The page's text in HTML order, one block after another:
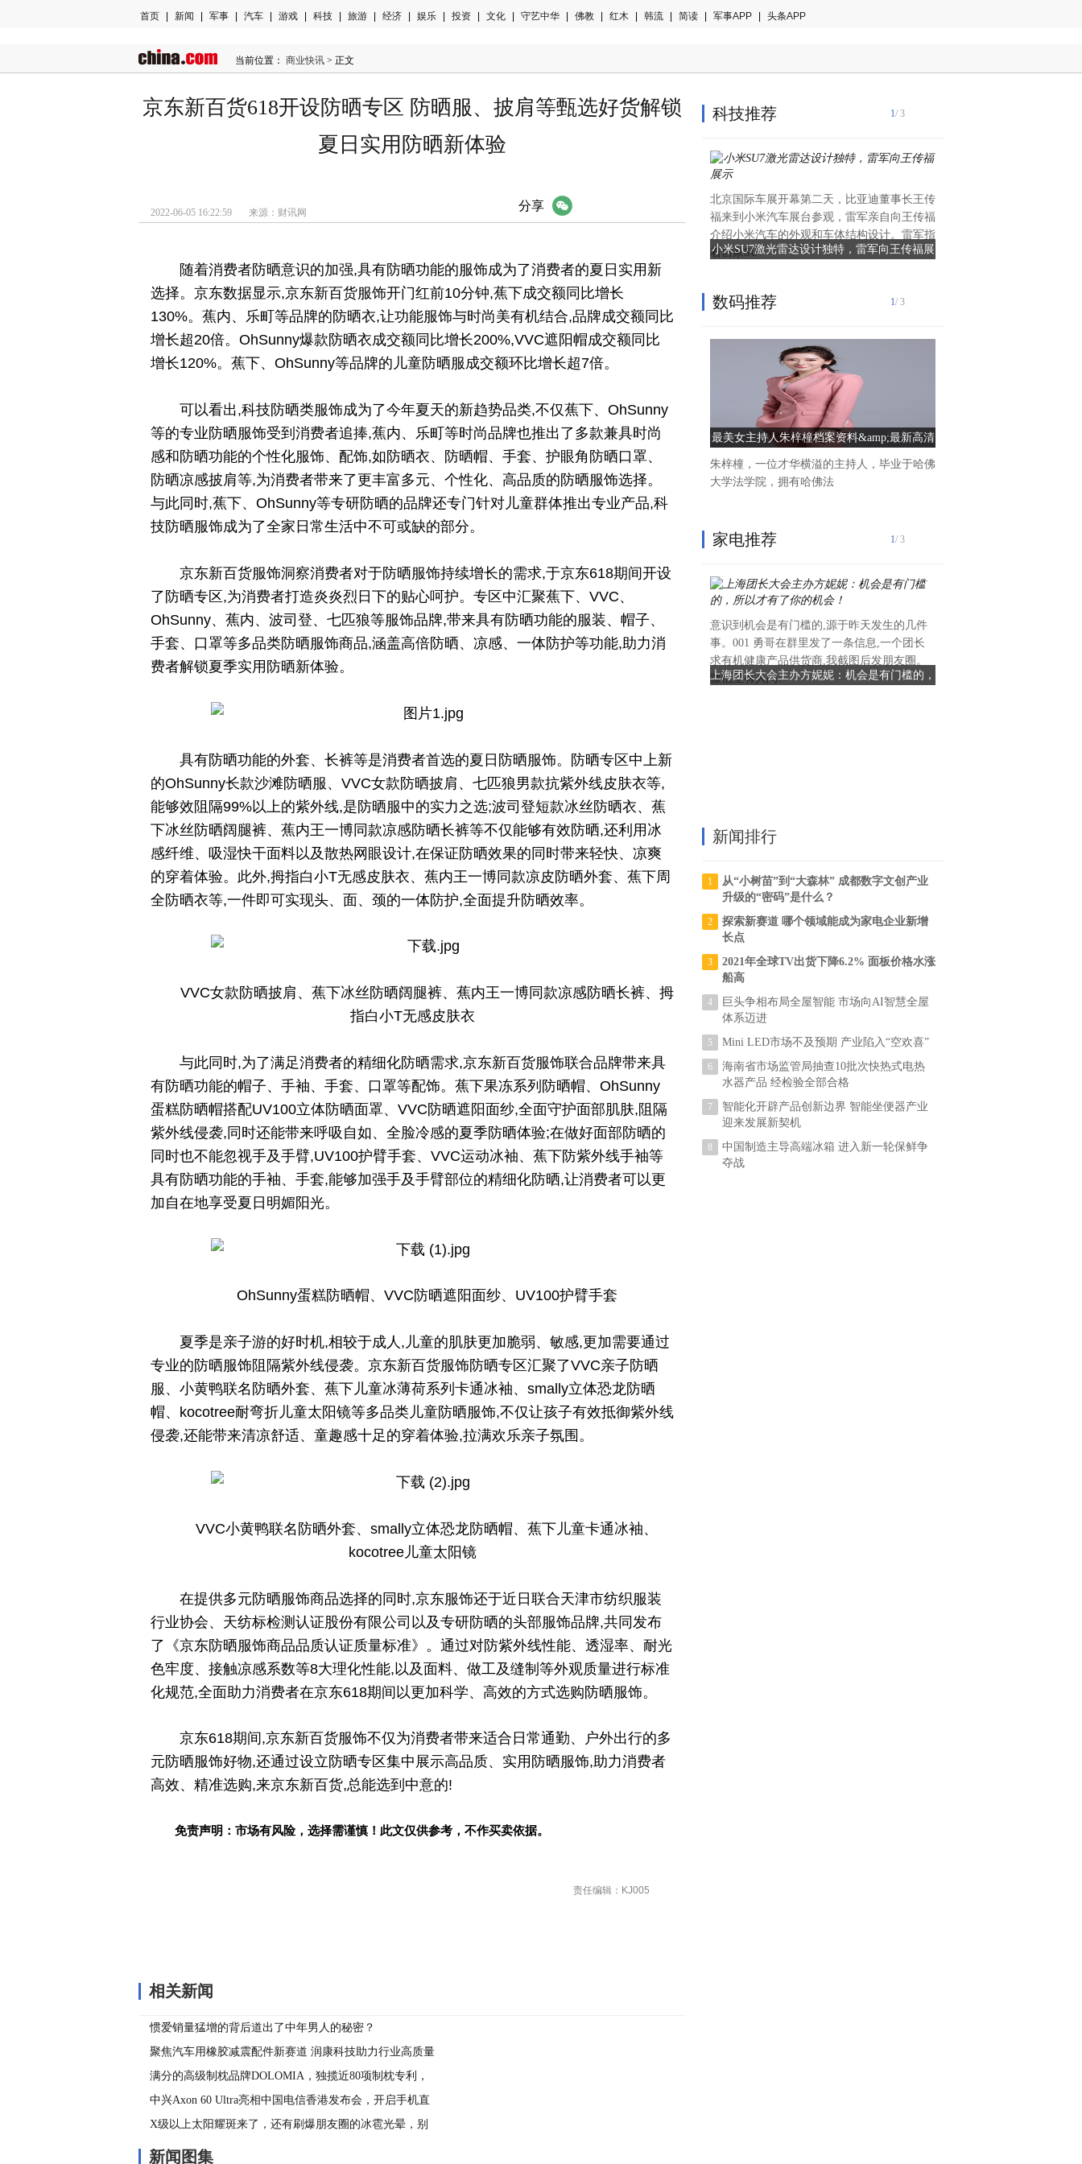
首页 新闻 军事 汽车 游戏 科技 旅游 经济 娱乐 投资 文化 守艺中华 佛教 红木 韩流 简读 军事APP 头条APP
当前位置： 商业快讯 > 正文
京东新百货618开设防晒专区 防晒服、披肩等甄选好货解锁
夏日实用防晒新体验
2022-06-05 16:22:59 来源：财讯网 分享
随着消费者防晒意识的加强,具有防晒功能的服饰成为了消费者的夏日实用新
选择。京东数据显示,京东新百货服饰开门红前10分钟,蕉下成交额同比增长
130%。蕉内、乐町等品牌的防晒衣,让功能服饰与时尚美有机结合,品牌成交额同比
增长超20倍。OhSunny爆款防晒衣成交额同比增长200%,VVC遮阳帽成交额同比
增长120%。蕉下、OhSunny等品牌的儿童防晒服成交额环比增长超7倍。
可以看出,科技防晒类服饰成为了今年夏天的新趋势品类,不仅蕉下、OhSunny
等的专业防晒服饰受到消费者追捧,蕉内、乐町等时尚品牌也推出了多款兼具时尚
感和防晒功能的个性化服饰、配饰,如防晒衣、防晒帽、手套、护眼角防晒口罩、
防晒凉感披肩等,为消费者带来了更丰富多元、个性化、高品质的防晒服饰选择。
与此同时,蕉下、OhSunny等专研防晒的品牌还专门针对儿童群体推出专业产品,科
技防晒服饰成为了全家日常生活中不可或缺的部分。
京东新百货服饰洞察消费者对于防晒服饰持续增长的需求,于京东618期间开设
了防晒专区,为消费者打造炎炎烈日下的贴心呵护。专区中汇聚蕉下、VVC、
OhSunny、蕉内、波司登、七匹狼等服饰品牌,带来具有防晒功能的服装、帽子、
手套、口罩等多品类防晒服饰商品,涵盖高倍防晒、凉感、一体防护等功能,助力消
费者解锁夏季实用防晒新体验。
具有防晒功能的外套、长裤等是消费者首选的夏日防晒服饰。防晒专区中上新
的OhSunny长款沙滩防晒服、VVC女款防晒披肩、七匹狼男款抗紫外线皮肤衣等,
能够效阻隔99%以上的紫外线,是防晒服中的实力之选;波司登短款冰丝防晒衣、蕉
下冰丝防晒阔腿裤、蕉内王一博同款凉感防晒长裤等不仅能够有效防晒,还利用冰
感纤维、吸湿快干面料以及散热网眼设计,在保证防晒效果的同时带来轻快、凉爽
的穿着体验。此外,拇指白小T无感皮肤衣、蕉内王一博同款凉皮防晒外套、蕉下周
全防晒衣等,一件即可实现头、面、颈的一体防护,全面提升防晒效率。
VVC女款防晒披肩、蕉下冰丝防晒阔腿裤、蕉内王一博同款凉感防晒长裤、拇
指白小T无感皮肤衣
与此同时,为了满足消费者的精细化防晒需求,京东新百货服饰联合品牌带来具
有防晒功能的帽子、手袖、手套、口罩等配饰。蕉下果冻系列防晒帽、OhSunny
蛋糕防晒帽搭配UV100立体防晒面罩、VVC防晒遮阳面纱,全面守护面部肌肤,阻隔
紫外线侵袭,同时还能带来呼吸自如、全脸冷感的夏季防晒体验;在做好面部防晒的
同时也不能忽视手及手臂,UV100护臂手套、VVC运动冰袖、蕉下防紫外线手袖等
具有防晒功能的手袖、手套,能够加强手及手臂部位的精细化防晒,让消费者可以更
加自在地享受夏日明媚阳光。
OhSunny蛋糕防晒帽、VVC防晒遮阳面纱、UV100护臂手套
夏季是亲子游的好时机,相较于成人,儿童的肌肤更加脆弱、敏感,更加需要通过
专业的防晒服饰阻隔紫外线侵袭。京东新百货服饰防晒专区汇聚了VVC亲子防晒
服、小黄鸭联名防晒外套、蕉下儿童冰薄荷系列卡通冰袖、smally立体恐龙防晒
帽、kocotree耐弯折儿童太阳镜等多品类儿童防晒服饰,不仅让孩子有效抵御紫外线
侵袭,还能带来清凉舒适、童趣感十足的穿着体验,拉满欢乐亲子氛围。
VVC小黄鸭联名防晒外套、smally立体恐龙防晒帽、蕉下儿童卡通冰袖、
kocotree儿童太阳镜
在提供多元防晒服饰商品选择的同时,京东服饰还于近日联合天津市纺织服装
行业协会、天纺标检测认证股份有限公司以及专研防晒的头部服饰品牌,共同发布
了《京东防晒服饰商品品质认证质量标准》。通过对防紫外线性能、透湿率、耐光
色牢度、接触凉感系数等8大理化性能,以及面料、做工及缝制等外观质量进行标准
化规范,全面助力消费者在京东618期间以更加科学、高效的方式选购防晒服饰。
京东618期间,京东新百货服饰不仅为消费者带来适合日常通勤、户外出行的多
元防晒服饰好物,还通过设立防晒专区集中展示高品质、实用防晒服饰,助力消费者
高效、精准选购,来京东新百货,总能选到中意的!
免责声明：市场有风险，选择需谨慎！此文仅供参考，不作买卖依据。
责任编辑：KJ005
相关新闻
惯爱销量猛增的背后道出了中年男人的秘密？
聚焦汽车用橡胶减震配件新赛道 润康科技助力行业高质量
发展
满分的高级制枕品牌DOLOMIA，独揽近80项制枕专利，
不断续写奢侈睡眠品传奇
中兴Axon 60 Ultra亮相中国电信香港发布会，开启手机直
连卫星新篇章
X级以上太阳耀斑来了，还有刷爆朋友圈的冰雹光晕，别
怕TCL会出手
新闻图集
科技推荐
小米SU7激光雷达设计独特，雷军向王传福展
北京国际车展开幕第二天，比亚迪董事长王传
福来到小米汽车展台参观，雷军亲自向王传福
介绍小米汽车的外观和车体结构设计。雷军指
着自家SU7
1/ 3
数码推荐
最美女主持人朱梓橦档案资料&amp;最新高清
图欣赏：明媚动人，百看不腻
朱梓橦，一位才华横溢的主持人，毕业于哈佛
大学法学院，拥有哈佛法
1/ 3
家电推荐
上海团长大会主办方妮妮：机会是有门槛的，
意识到机会是有门槛的,源于昨天发生的几件
事。001 勇哥在群里发了一条信息,一个团长
求有机健康产品供货商,我截图后发朋友圈。
微信里有人问:
1/ 3
新闻排行
1
从“小树苗”到“大森林” 成都数字文创产业
升级的“密码”是什么？
2
探索新赛道 哪个领域能成为家电企业新增
长点
3
2021年全球TV出货下降6.2% 面板价格水涨
船高
4
巨头争相布局全屋智能 市场向AI智慧全屋
体系迈进
5 Mini LED市场不及预期 产业陷入“空欢喜”
6
海南省市场监管局抽查10批次快热式电热
水器产品 经检验全部合格
7
智能化开辟产品创新边界 智能坐便器产业
迎来发展新契机
8
中国制造主导高端冰箱 进入新一轮保鲜争
夺战